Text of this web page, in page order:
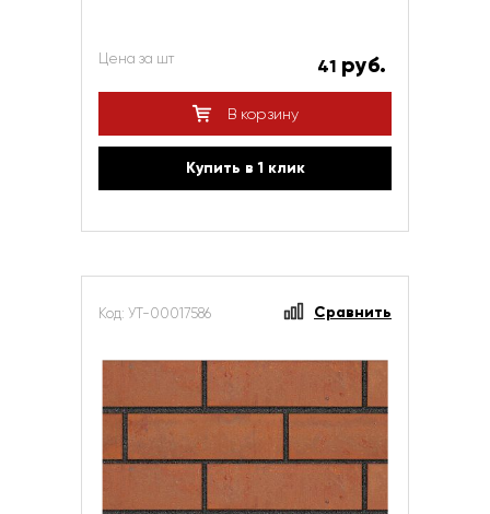
Цена за шт 41 руб.
В корзину
Купить в 1 клик
Код: УТ-00017586 Сравнить